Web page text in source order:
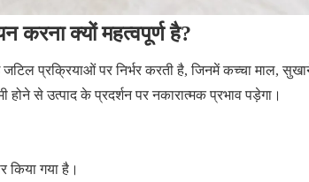
करना क्यों महत्वपूर्ण है?
प्रक्रियाओं पर निर्भर करती है, जिनमें कच्चा माल,
से उत्पाद के प्रदर्शन पर नकारात्मक प्रभाव पड़ेगा।
किया गया है।